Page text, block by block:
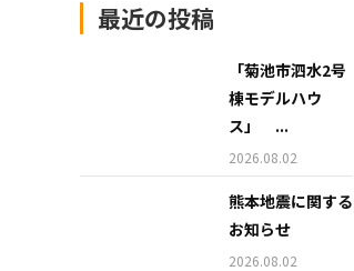
最近の投稿
「菊池市泗水2号
棟モデルハウ
ス」 ...
2026.08.02
熊本地震に関する
お知らせ
2026.08.02